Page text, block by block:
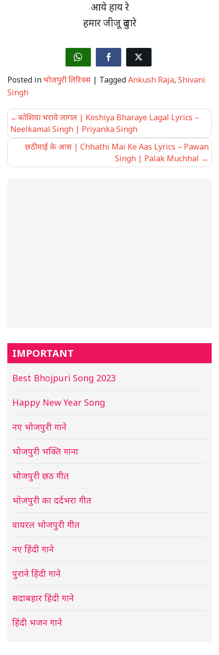
आये हाय रे
हमार जीजू दुलारे
Posted inभोजपुरी लिरिक्स | TaggedAnkush Raja, Shivani
Singh
Post
navigation
कोशिया भराये लागल | Koshiya Bharaye Lagal Lyrics –
Neelkamal Singh | Priyanka Singh
छठी माई के आस | Chhathi Mai Ke Aas Lyrics – Pawan
Singh | Palak Muchhal
IMPORTANT
Best Bhojpuri Song 2023
Happy New Year Song
नए भोजपुरी गाने
भोजपुरी भक्ति गाना
भोजपुरी छठ गीत
भोजपुरी का दर्दभरा गीत
वायरल भोजपुरी गीत
नए हिंदी गाने
पुराने हिंदी गाने
सदाबहार हिंदी गाने
हिंदी भजन गाने